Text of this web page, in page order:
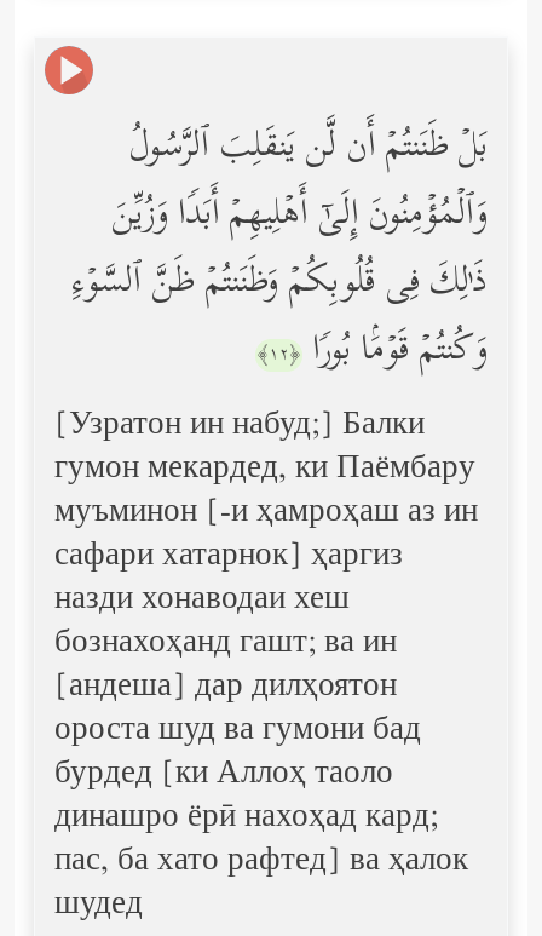
بَلۡ ظَنَنتُمۡ أَن لَّن یَنقَلِبَ ٱلرَّسُولُ
وَٱلۡمُؤۡمِنُونَ إِلَىٰۤ أَهۡلِیهِمۡ أَبَدࣰا وَزُیِّنَ
ذَ ٰ⁠لِكَ فِی قُلُوبِكُمۡ وَظَنَنتُمۡ ظَنَّ ٱلسَّوۡءِ
وَكُنتُمۡ قَوۡمَۢا بُورࣰا ﴿١٢﴾
[Узратон ин набуд;] Балки
гумон мекардед, ки Паёмбару
муъминон [-и ҳамроҳаш аз ин
сафари хатарнок] ҳаргиз
назди хонаводаи хеш
бознахоҳанд гашт; ва ин
[андеша] дар дилҳоятон
ороста шуд ва гумони бад
бурдед [ки Аллоҳ таоло
динашро ёрӣ нахоҳад кард;
пас, ба хато рафтед] ва ҳалок
шудед